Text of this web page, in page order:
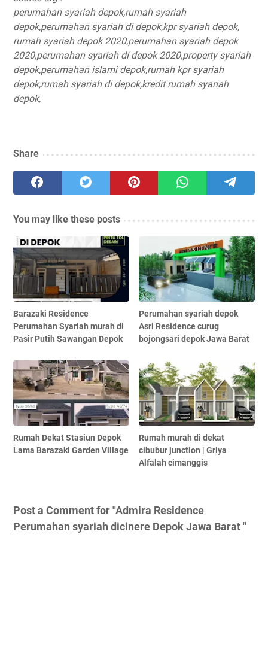
perumahan syariah depok,rumah syariah
depok,perumahan syariah di depok,kpr syariah depok,
rumah syariah depok 2020,perumahan syariah depok
2020,perumahan syariah di depok 2020,property syariah
depok,perumahan islami depok,rumah kpr syariah
depok,rumah syariah di depok,kredit rumah syariah
depok,
Share
You may like these posts
Barazaki Residence
Perumahan Syariah murah di
Pasir Putih Sawangan Depok
Perumahan syariah depok
Asri Residence curug
bojongsari depok Jawa Barat
Rumah Dekat Stasiun Depok
Lama Barazaki Garden Village
Rumah murah di dekat
cibubur junction | Griya
Alfalah cimanggis
Post a Comment for "Admira Residence
Perumahan syariah dicinere Depok Jawa Barat "